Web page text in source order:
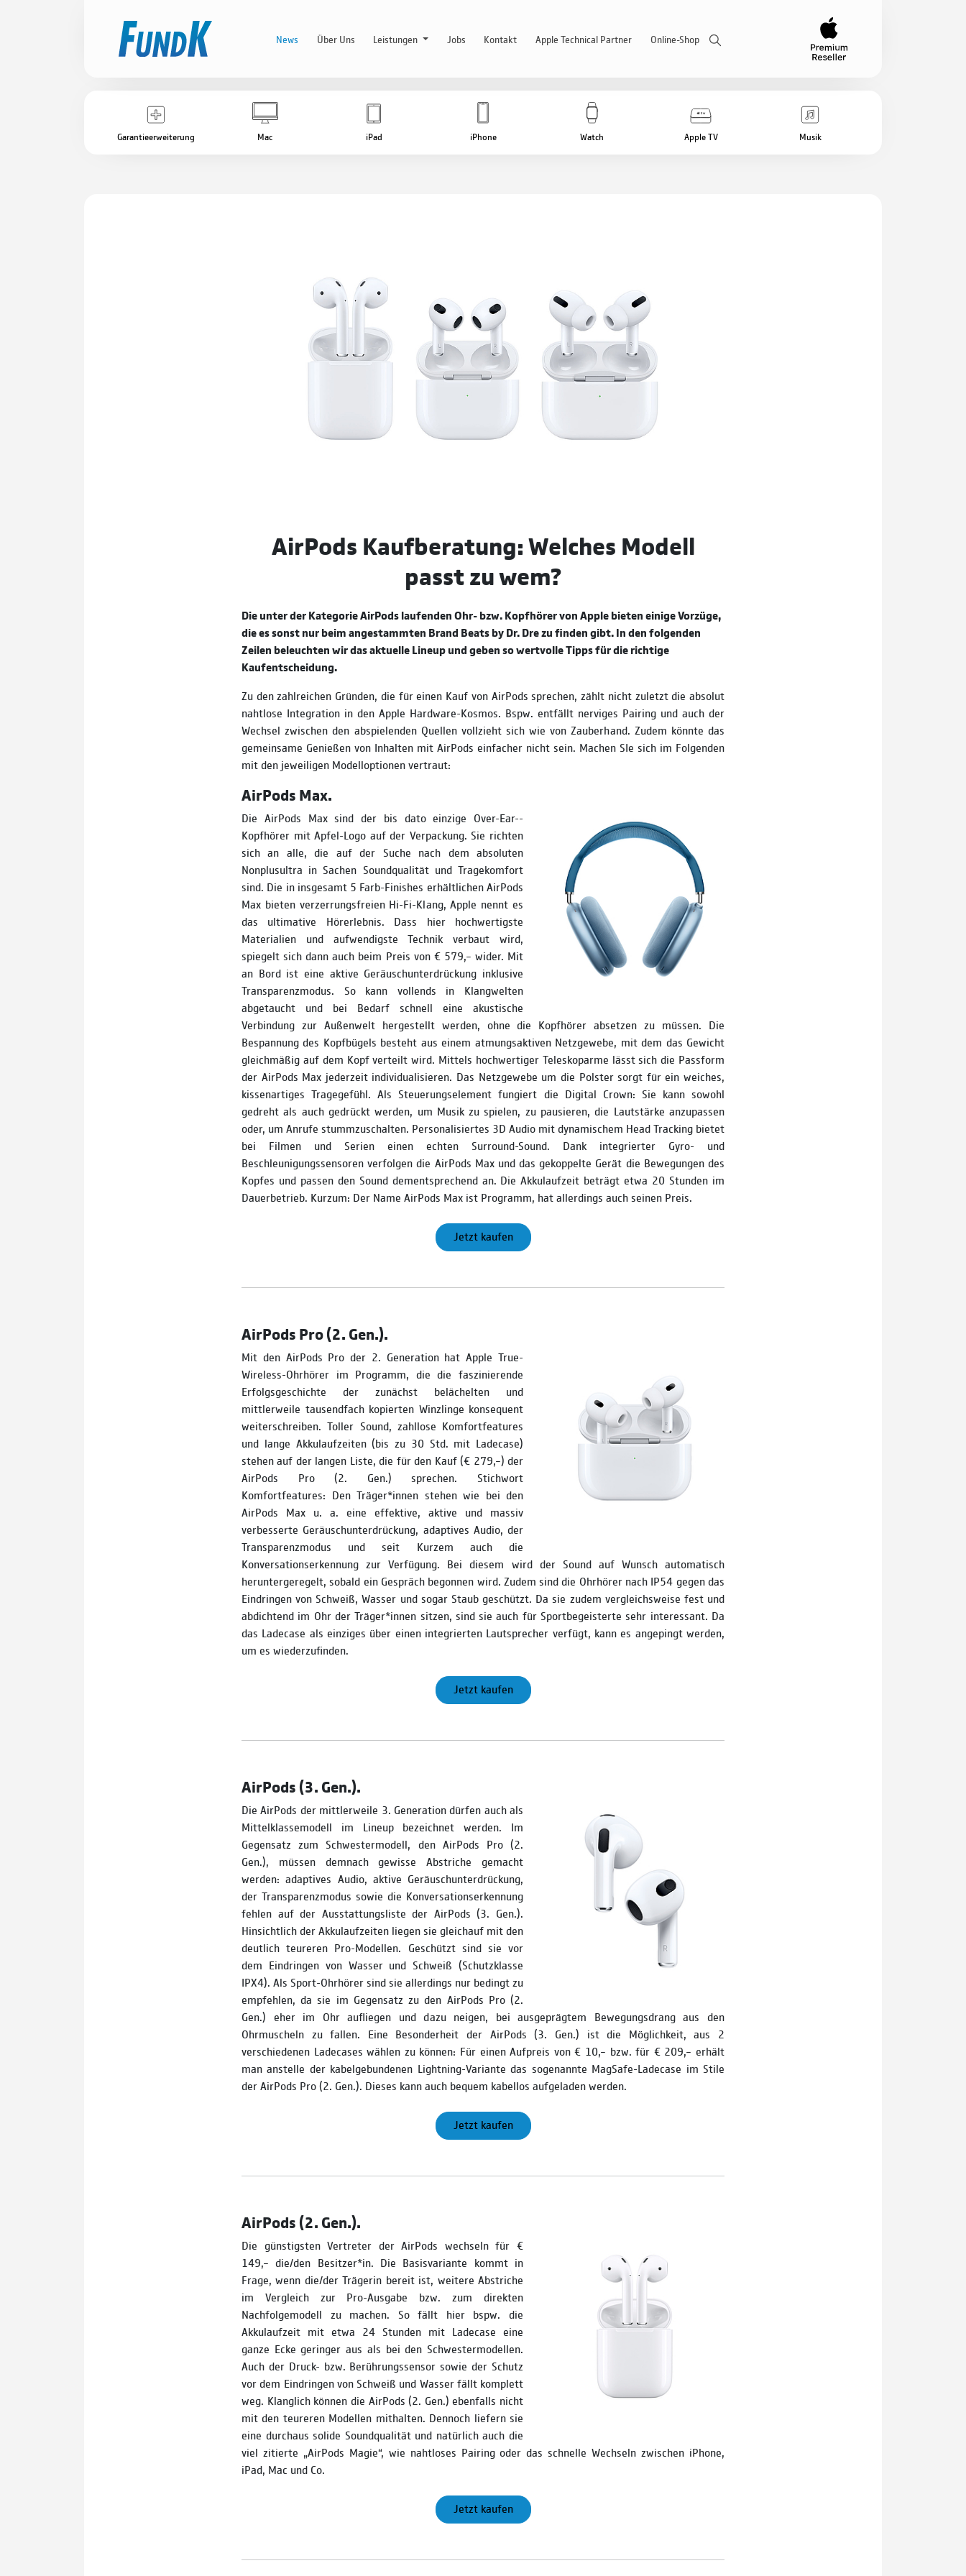
News Über Uns Leistungen Jobs Kontakt Apple Technical Partner Online-Shop
Garantieerweiterung Mac iPad iPhone Watch Apple TV Musik
AirPods Kaufberatung: Welches Modell
passt zu wem?
Die unter der Kategorie AirPods laufenden Ohr-­ bzw. Kopfhörer von Apple bieten einige Vorzüge,
die es sonst nur beim angestammten Brand Beats by Dr. Dre zu finden gibt. In den folgenden
Zeilen beleuchten wir das aktuelle Lineup und geben so wertvolle Tipps für die richtige
Kaufentscheidung.
Zu den zahlreichen Gründen, die für einen Kauf von AirPods sprechen, zählt nicht zuletzt die absolut
nahtlose Integration in den Apple Hardware­-Kosmos. Bspw. entfällt nerviges Pairing und auch der
Wechsel zwischen den abspielenden Quellen vollzieht sich wie von Zauberhand. Zudem könnte das
gemeinsame Genießen von Inhalten mit AirPods einfacher nicht sein. Machen SIe sich im Folgenden
mit den jeweiligen Modelloptionen vertraut:
AirPods Max.
Die AirPods Max sind der bis dato einzige Over­-Ear-­
Kopfhörer mit Apfel-Logo auf der Verpackung. Sie richten
sich an alle, die auf der Suche nach dem absoluten
Nonplusultra in Sachen Soundqualität und Tragekomfort
sind. Die in insgesamt 5 Farb-Finishes erhältlichen AirPods
Max bieten verzerrungsfreien Hi-Fi-Klang, Apple nennt es
das ultimative Hörerlebnis. Dass hier hoch­wertigste
Materialien und aufwendigste Technik verbaut wird,
spiegelt sich dann auch beim Preis von € 579,– wider. Mit
an Bord ist eine aktive Geräuschunterdrückung inklusive
Transparenzmodus. So kann vollends in Klangwelten
abgetaucht und bei Bedarf schnell eine akustische
Verbindung zur Außenwelt hergestellt werden, ohne die Kopfhörer absetzen zu müssen. Die
Bespannung des Kopfbügels besteht aus einem atmungsaktiven Netzgewebe, mit dem das Gewicht
gleichmäßig auf dem Kopf verteilt wird. Mittels hoch­wertiger Teleskoparme lässt sich die Passform
der AirPods Max jederzeit individualisieren. Das Netzgewebe um die Polster sorgt für ein weiches,
kissenartiges Tragegefühl. Als Steuerungselement fungiert die Digital Crown: Sie kann sowohl
gedreht als auch gedrückt werden, um Musik zu spielen, zu pausieren, die Lautstärke anzupassen
oder, um Anrufe stummzuschalten. Personalisiertes 3D Audio mit dynamischem Head Tracking bietet
bei Filmen und Serien einen echten Surround-­Sound. Dank integrierter Gyro-­ und
Beschleunigungssensoren verfolgen die AirPods Max und das gekoppelte Gerät die Bewegungen des
Kopfes und passen den Sound dementsprechend an. Die Akkulaufzeit beträgt etwa 20 Stunden im
Dauerbetrieb. Kurzum: Der Name AirPods Max ist Programm, hat allerdings auch seinen Preis.
Jetzt kaufen
AirPods Pro (2. Gen.).
Mit den AirPods Pro der 2. Generation hat Apple True­-
Wireless­-Ohrhörer im Programm, die die faszinierende
Erfolgsgeschichte der zunächst belächelten und
mittlerweile tausendfach kopierten Winzlinge konsequent
weiterschreiben. Toller Sound, zahllose Komfort­features
und lange Akkulaufzeiten (bis zu 30 Std. mit Ladecase)
stehen auf der langen Liste, die für den Kauf (€ 279,–) der
AirPods Pro (2. Gen.) sprechen. Stichwort
Komfortfeatures: Den Träger*innen stehen wie bei den
AirPods Max u. a. eine effektive, aktive und massiv
verbesserte Geräuschunterdrückung, adaptives Audio, der
Transparenzmodus und seit Kurzem auch die
Konversationserkennung zur Verfügung. Bei diesem wird der Sound auf Wunsch automatisch
heruntergeregelt, sobald ein Gespräch begonnen wird. Zudem sind die Ohrhörer nach IP54 gegen das
Eindringen von Schweiß, Wasser und sogar Staub geschützt. Da sie zudem vergleichsweise fest und
abdichtend im Ohr der Träger*innen sitzen, sind sie auch für Sportbegeisterte sehr interessant. Da
das Ladecase als einziges über einen integrierten Lautsprecher verfügt, kann es angepingt werden,
um es wiederzufinden.
Jetzt kaufen
AirPods (3. Gen.).
Die AirPods der mittlerweile 3. Generation dürfen auch als
Mittelklassemodell im Lineup bezeichnet werden. Im
Gegensatz zum Schwestermodell, den AirPods Pro (2.
Gen.), müssen demnach gewisse Abstriche gemacht
werden: adaptives Audio, aktive Geräuschunterdrückung,
der Transparenzmodus sowie die Konversationserkennung
fehlen auf der Ausstattungsliste der AirPods (3. Gen.).
Hinsichtlich der Akkulaufzeiten liegen sie gleichauf mit den
deutlich teureren Pro-Modellen. Geschützt sind sie vor
dem Eindringen von Wasser und Schweiß (Schutzklasse
IPX4). Als Sport­-Ohrhörer sind sie allerdings nur bedingt zu
empfehlen, da sie im Gegensatz zu den AirPods Pro (2.
Gen.) eher im Ohr aufliegen und dazu neigen, bei ausgeprägtem Bewegungsdrang aus den
Ohrmuscheln zu fallen. Eine Besonderheit der AirPods (3. Gen.) ist die Möglichkeit, aus 2
verschiedenen Ladecases wählen zu können: Für einen Aufpreis von € 10,– bzw. für € 209,– erhält
man anstelle der kabelgebun­denen Lightning-Variante das sogenannte MagSafe-Ladecase im Stile
der AirPods Pro (2. Gen.). Dieses kann auch bequem kabellos aufgeladen werden.
Jetzt kaufen
AirPods (2. Gen.).
Die günstigsten Vertreter der AirPods wechseln für €
149,– die/den Besitzer*in. Die Basisvariante kommt in
Frage, wenn die/der Trägerin bereit ist, weitere Abstriche
im Vergleich zur Pro-Ausgabe bzw. zum direkten
Nachfolgemodell zu machen. So fällt hier bspw. die
Akkulaufzeit mit etwa 24 Stunden mit Ladecase eine
ganze Ecke geringer aus als bei den Schwestermodellen.
Auch der Druck- bzw. Berührungssensor sowie der Schutz
vor dem Eindringen von Schweiß und Wasser fällt komplett
weg. Klanglich können die AirPods (2. Gen.) ebenfalls nicht
mit den teureren Modellen mithalten. Dennoch liefern sie
eine durchaus solide Soundqualität und natürlich auch die
viel zitierte „AirPods Magie“, wie nahtloses Pairing oder das schnelle Wechseln zwischen iPhone,
iPad, Mac und Co.
Jetzt kaufen